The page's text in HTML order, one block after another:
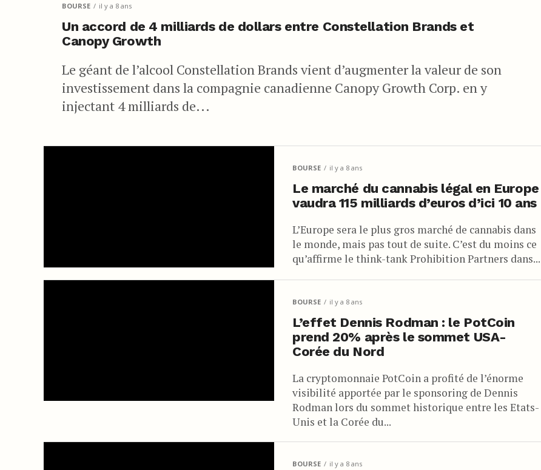
BOURSE il y a 8 ans
Un accord de 4 milliards de dollars entre Constellation Brands et
Canopy Growth
Le géant de l’alcool Constellation Brands vient d’augmenter la valeur de son
investissement dans la compagnie canadienne Canopy Growth Corp. en y
injectant 4 milliards de...
BOURSE il y a 8 ans
Le marché du cannabis légal en Europe
vaudra 115 milliards d’euros d’ici 10 ans
L’Europe sera le plus gros marché de cannabis dans
le monde, mais pas tout de suite. C’est du moins ce
qu’affirme le think-tank Prohibition Partners dans...
BOURSE il y a 8 ans
L’effet Dennis Rodman : le PotCoin
prend 20% après le sommet USA-
Corée du Nord
La cryptomonnaie PotCoin a profité de l’énorme
visibilité apportée par le sponsoring de Dennis
Rodman lors du sommet historique entre les Etats-
Unis et la Corée du...
BOURSE il y a 8 ans